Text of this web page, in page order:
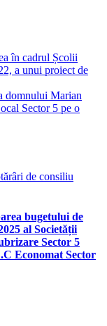
în cadrul Școlii
a unui proiect de
domnului Marian
Sector 5 pe o
de consiliu
bugetului de
al Societății
Sector 5
Economat Sector